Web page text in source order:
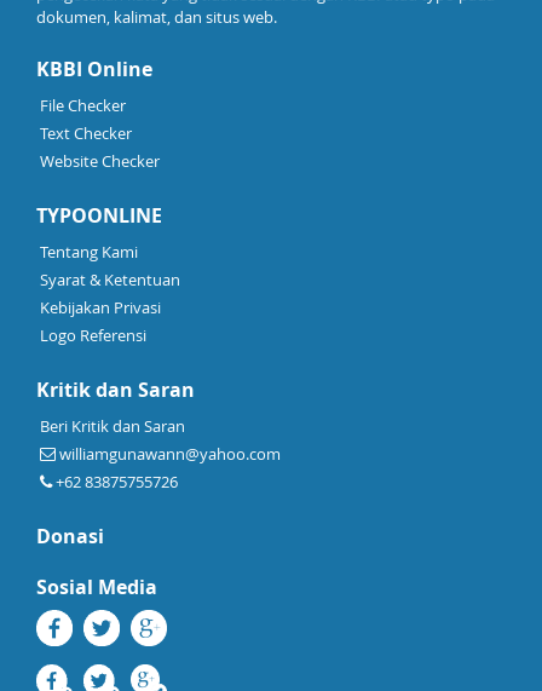
dokumen, kalimat, dan situs web.
KBBI Online
File Checker
Text Checker
Website Checker
TYPOONLINE
Tentang Kami
Syarat & Ketentuan
Kebijakan Privasi
Logo Referensi
Kritik dan Saran
Beri Kritik dan Saran
williamgunawann@yahoo.com
+62 83875755726
Donasi
Sosial Media